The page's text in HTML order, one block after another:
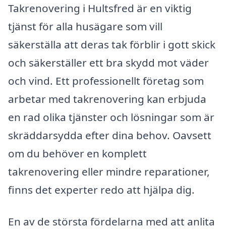
Takrenovering i Hultsfred är en viktig
tjänst för alla husägare som vill
säkerställa att deras tak förblir i gott skick
och säkerställer ett bra skydd mot väder
och vind. Ett professionellt företag som
arbetar med takrenovering kan erbjuda
en rad olika tjänster och lösningar som är
skräddarsydda efter dina behov. Oavsett
om du behöver en komplett
takrenovering eller mindre reparationer,
finns det experter redo att hjälpa dig.
En av de största fördelarna med att anlita